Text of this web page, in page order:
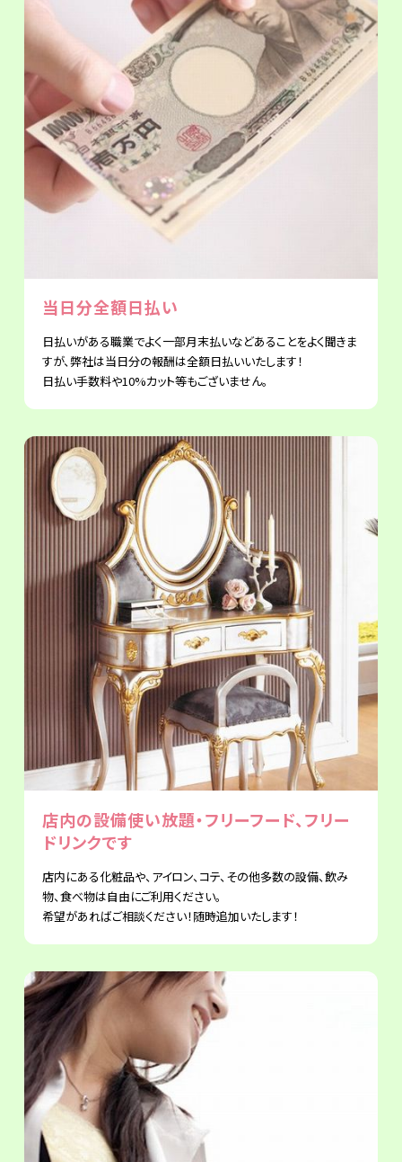
当日分全額日払い
日払いがある職業でよく一部月末払いなどあることをよく聞きま
すが、弊社は当日分の報酬は全額日払いいたします！
日払い手数料や10%カット等もございません。
店内の設備使い放題・フリーフード、フリー
ドリンクです
店内にある化粧品や、アイロン、コテ、その他多数の設備、飲み
物、食べ物は自由にご利用ください。
希望があればご相談ください！随時追加いたします！